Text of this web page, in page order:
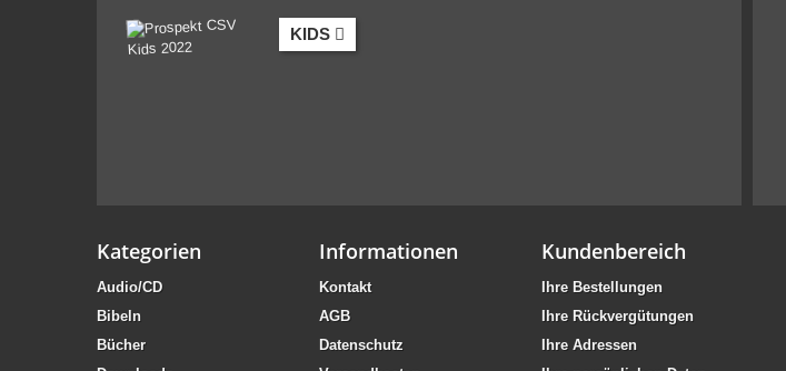
KIDS
Kategorien
Audio/CD
Bibeln
Bücher
Informationen
Kontakt
AGB
Datenschutz
Kundenbereich
Ihre Bestellungen
Ihre Rückvergütungen
Ihre Adressen